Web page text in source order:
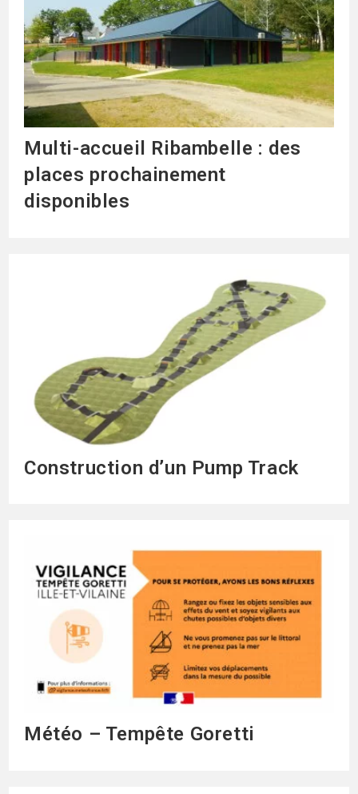
Multi-accueil Ribambelle : des
places prochainement
disponibles
Construction d’un Pump Track
Météo – Tempête Goretti